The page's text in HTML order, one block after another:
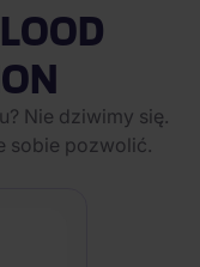
Nie dziwimy się.
sobie pozwolić.